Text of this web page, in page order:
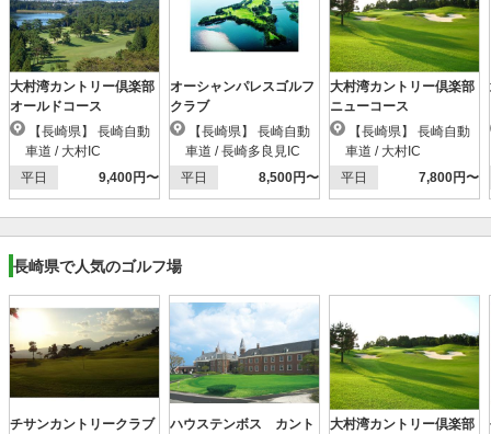
大村湾カントリー倶楽部
オールドコース
車道 / 大村IC
平日
9,400円〜
オーシャンパレスゴルフ
クラブ
車道 / 長崎多良見IC
平日
8,500円〜
大村湾カントリー倶楽部
ニューコース
車道 / 大村IC
平日
7,800円〜
長崎県で人気のゴルフ場
チサンカントリークラブ
ハウステンボス カント
大村湾カントリー倶楽部